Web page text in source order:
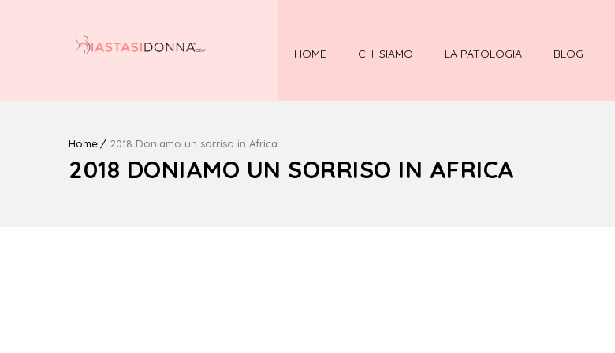
HOME CHI SIAMO LA PATOLOGIA BLOG
Home 2018 Doniamo un sorriso in Africa
2018 DONIAMO UN SORRISO IN AFRICA